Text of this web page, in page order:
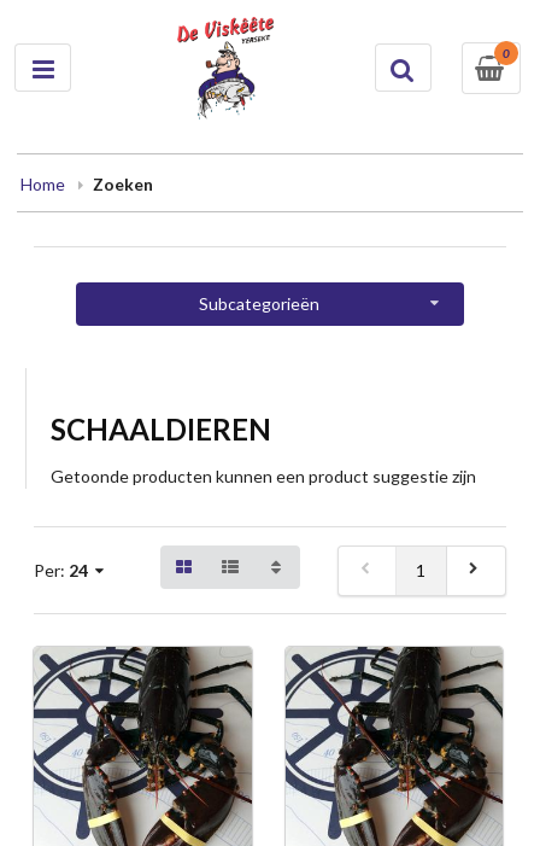
0
Home Zoeken
Subcategorieën
SCHAALDIEREN
Getoonde producten kunnen een product suggestie zijn
Per: 24 1